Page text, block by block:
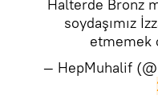
Halterde Bronz
soydaşımız
etmemek
— HepMuhalif